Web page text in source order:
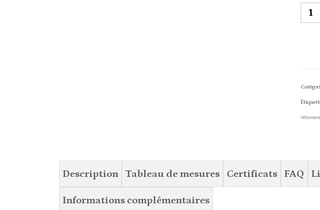
de
Description Tableau de mesures Certificats FAQ
Informations complémentaires